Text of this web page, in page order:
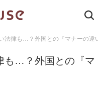
法律も…？外国との『マナーの違い
も…？外国との『マ